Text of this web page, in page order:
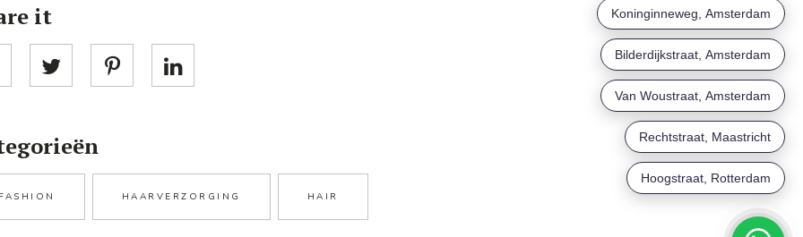
it
HAARVERZORGING HAIR